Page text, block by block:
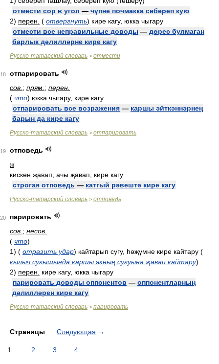
отмести сор в угол — чүпне почмакка себереп кую
2) перен. ( отвергнуть) кире кагу, юкка чыгару
отмести все неправильные доводы — дөрес булмаган
барлык дәлилләрне кире кагу
Русско-татарский словарь > отмести
18
отпарировать
сов. ; прям. ; перен.
( что) юкка чыгару, кире кагу
отпарировать все возражения — каршы әйткәннәрнең
барын да кире кагу
Русско-татарский словарь > отпарировать
19
отповедь
ж
кискен җавап; ачы җавап, кире кагу
строгая отповедь — катгый рәвештә кире кагу
Русско-татарский словарь > отповедь
20
парировать
сов. ; несов.
( что)
1) ( отразить удар) кайтарып сугу, һөҗүмне кире кайтару (
кылыч сугышында каршы якның сугуына җавап кайтару)
2) перен.
кире кагу, юкка чыгару
парировать доводы оппонентов — оппонентларның
дәлилләрен кире кагу
Русско-татарский словарь > парировать
Страницы Следующая →
1 2 3 4